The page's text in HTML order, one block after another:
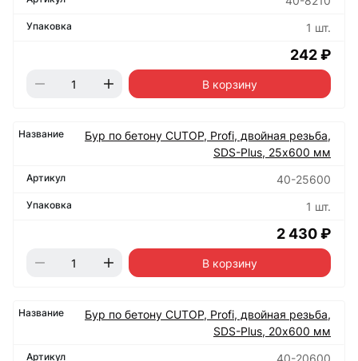
1 шт.
242 ₽
В корзину
Бур по бетону CUTOP, Profi, двойная резьба,
SDS-Plus, 25х600 мм
40-25600
1 шт.
2 430 ₽
В корзину
Бур по бетону CUTOP, Profi, двойная резьба,
SDS-Plus, 20х600 мм